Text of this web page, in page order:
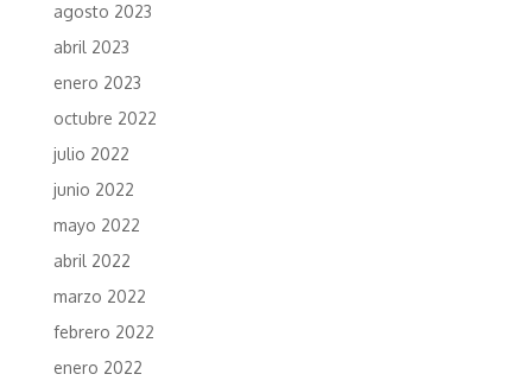
agosto 2023
abril 2023
enero 2023
octubre 2022
julio 2022
junio 2022
mayo 2022
abril 2022
marzo 2022
febrero 2022
enero 2022